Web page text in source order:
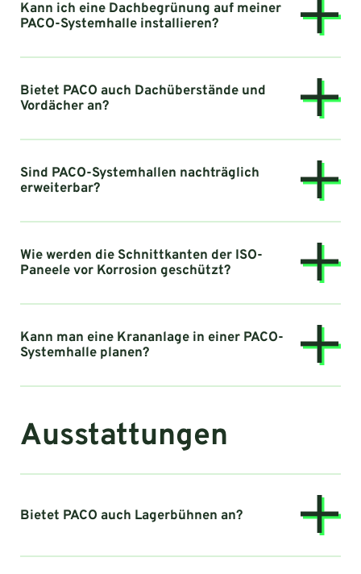
Kann ich eine Dachbegrünung auf meiner
PACO-Systemhalle installieren?
Bietet PACO auch Dachüberstände und
Vordächer an?
Sind PACO-Systemhallen nachträglich
erweiterbar?
Wie werden die Schnittkanten der ISO-
Paneele vor Korrosion geschützt?
Kann man eine Krananlage in einer PACO-
Systemhalle planen?
Ausstattungen
Bietet PACO auch Lagerbühnen an?